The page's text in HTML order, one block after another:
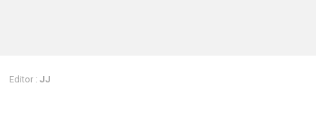
Editor : JJ